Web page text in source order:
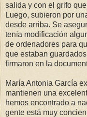
salida y con el grifo
Luego, subieron por
desde arriba. Se
tenía modificación
de ordenadores para
que estaban
firmaron en la
María Antonia García
mantienen una
hemos encontrado a
gente está muy